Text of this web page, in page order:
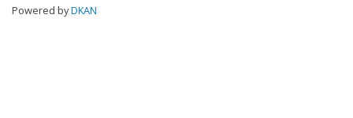
Powered byDKAN